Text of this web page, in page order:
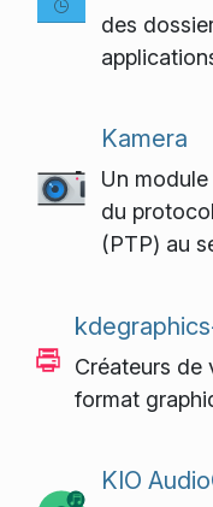
des
Kamera
Un
du
(PTP) au
Créateurs de
format
KIO